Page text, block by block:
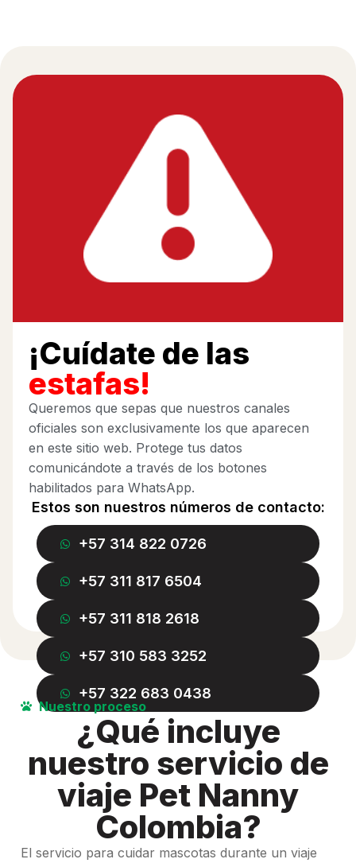
¡Cuídate de las
estafas!
Queremos que sepas que nuestros canales
oficiales son exclusivamente los que aparecen
en este sitio web. Protege tus datos
comunicándote a través de los botones
habilitados para WhatsApp.
Estos son nuestros números de contacto:
+57 314 822 0726
+57 311 817 6504
+57 311 818 2618
+57 310 583 3252
+57 322 683 0438
Nuestro proceso
¿Qué incluye
nuestro servicio de
viaje Pet Nanny
Colombia?
El servicio para cuidar mascotas durante un viaje